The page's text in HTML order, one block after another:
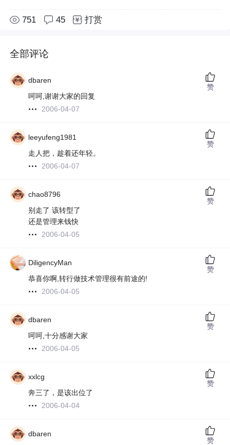
751 45 打赏
全部评论
dbaren
呵呵,谢谢大家的回复
2006-04-07
赞
leeyufeng1981
走人把，趁着还年轻。
2006-04-07
赞
chao8796
别走了 该转型了
还是管理来钱快
2006-04-05
赞
DiligencyMan
恭喜你啊,转行做技术管理很有前途的!
2006-04-05
赞
dbaren
呵呵,十分感谢大家
2006-04-05
赞
xxlcg
奔三了，是该出位了
2006-04-04
赞
dbaren
赞